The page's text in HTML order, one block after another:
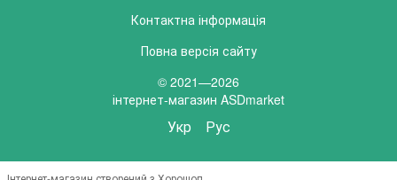
Контактна інформація
Повна версія сайту
© 2021—2026
інтернет-магазин ASDmarket
Укр Рус